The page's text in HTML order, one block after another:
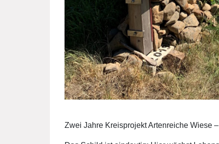
Zwei Jahre Kreisprojekt Artenreiche Wiese –